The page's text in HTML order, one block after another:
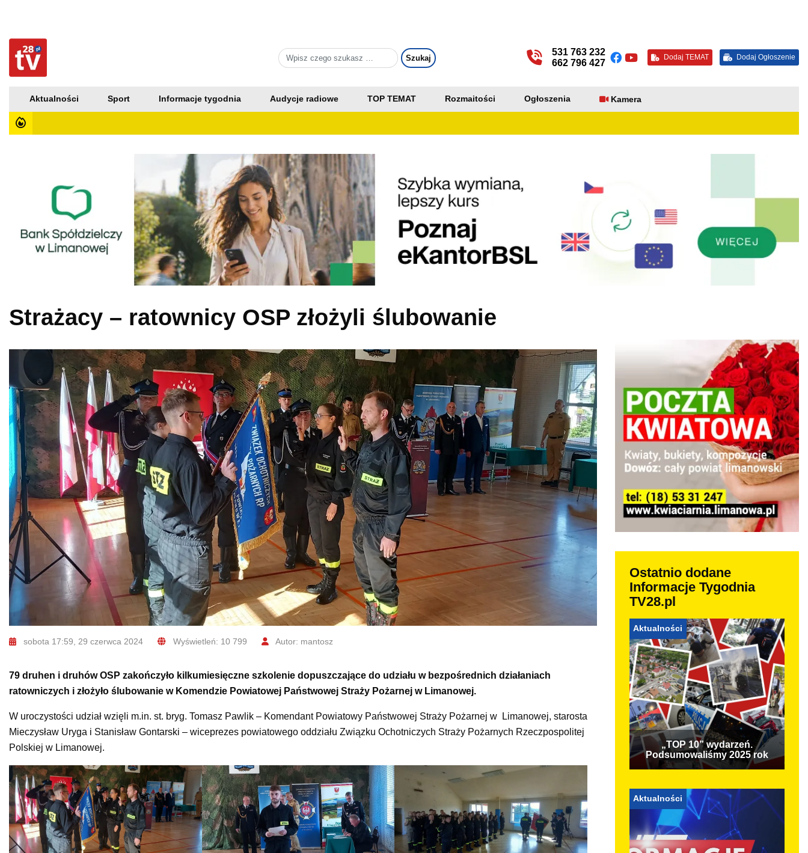
531 763 232
662 796 427
Dodaj TEMAT Dodaj Ogłoszenie
Aktualności Sport Informacje tygodnia Audycje radiowe TOP TEMAT Rozmaitości Ogłoszenia Kamera
Strażacy – ratownicy OSP złożyli ślubowanie
sobota 17:59, 29 czerwca 2024 Wyświetleń: 10 799 Autor: mantosz
79 druhen i druhów OSP zakończyło kilkumiesięczne szkolenie dopuszczające do udziału w bezpośrednich działaniach
ratowniczych i złożyło ślubowanie w Komendzie Powiatowej Państwowej Straży Pożarnej w Limanowej.
W uroczystości udział wzięli m.in. st. bryg. Tomasz Pawlik – Komendant Powiatowy Państwowej Straży Pożarnej w Limanowej, starosta
Mieczysław Uryga i Stanisław Gontarski – wiceprezes powiatowego oddziału Związku Ochotniczych Straży Pożarnych Rzeczpospolitej
Polskiej w Limanowej.
Ostatnio dodane
Informacje Tygodnia
TV28.pl
Aktualności
„TOP 10” wydarzeń.
Podsumowaliśmy 2025 rok
Aktualności